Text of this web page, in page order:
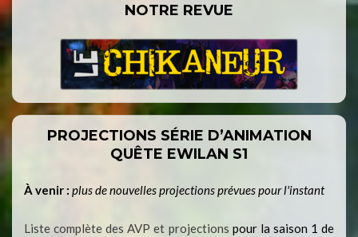
NOTRE REVUE
PROJECTIONS SÉRIE D’ANIMATION
QUÊTE EWILAN S1
À venir : plus de nouvelles projections prévues pour l'instant
Liste complète des AVP et projections pour la saison 1 de